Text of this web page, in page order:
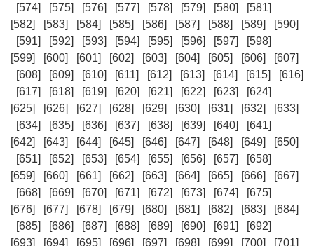
[574]
[575] [576] [577] [578] [579] [580]
[581]
[582]
[583] [584] [585] [586] [587] [588] [589]
[590]
[591]
[592] [593] [594] [595] [596] [597]
[598]
[599]
[600] [601] [602] [603] [604] [605] [606]
[607]
[608]
[609] [610] [611] [612] [613] [614] [615]
[616]
[617]
[618] [619] [620] [621] [622] [623]
[624]
[625]
[626] [627] [628] [629] [630] [631] [632]
[633]
[634]
[635] [636] [637] [638] [639] [640]
[641]
[642]
[643] [644] [645] [646] [647] [648] [649]
[650]
[651]
[652] [653] [654] [655] [656] [657]
[658]
[659]
[660] [661] [662] [663] [664] [665] [666]
[667]
[668]
[669] [670] [671] [672] [673] [674]
[675]
[676]
[677] [678] [679] [680] [681] [682] [683]
[684]
[685]
[686] [687] [688] [689] [690] [691]
[692]
[693]
[694] [695] [696] [697] [698] [699] [700]
[701]